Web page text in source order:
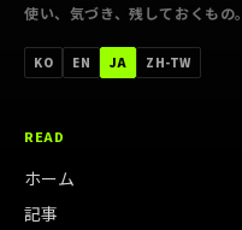
使い、気づき、残しておくもの。
한국어
KO
ENGLISH
EN
日本語
JA
中文（台灣）
ZH-TW
READ
ホーム
記事